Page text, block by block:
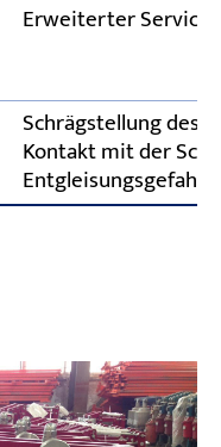
Erweiterter Service
Schrägstellung des
Kontakt mit der
Entgleisungsgefahr